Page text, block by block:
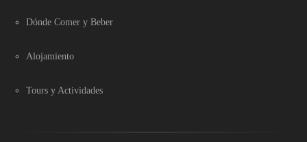
Dónde Comer y Beber
Alojamiento
Tours y Actividades